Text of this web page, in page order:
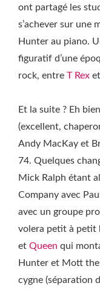
ont partagé les
s’achever sur une
Hunter au piano.
figuratif d’une
rock, entre T Rex et
Et la suite ? Eh
(excellent,
Andy MacKay et
74. Quelques
Mick Ralph étant
Company avec
avec un groupe
volera petit à petit
et Queen qui
Hunter et Mott
cygne (séparation